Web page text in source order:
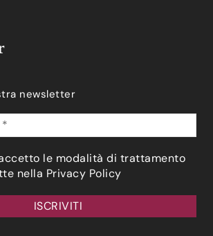
newsletter
le modalità di trattamento
nella Privacy Policy